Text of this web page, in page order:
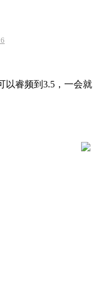
以睿频到3.5，一会就